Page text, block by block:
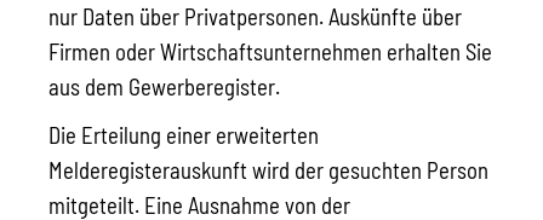
nur Daten über Privatpersonen. Auskünfte über
Firmen oder Wirtschaftsunternehmen erhalten Sie
aus dem Gewerberegister.
Die Erteilung einer erweiterten
Melderegisterauskunft wird der gesuchten Person
mitgeteilt. Eine Ausnahme von der